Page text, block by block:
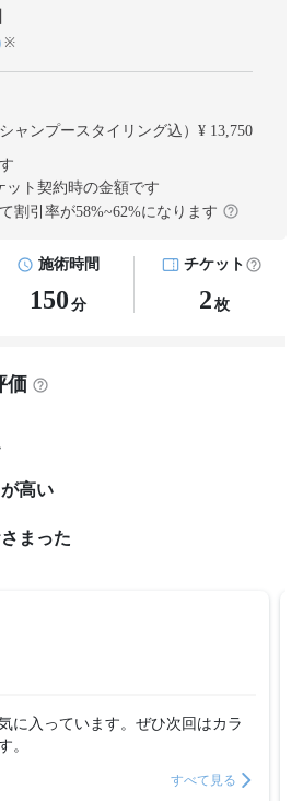
※
ャンプースタイリング込）¥ 13,750
ト契約時の金額です
割引率が58%~62%になります
施術時間
150 分
チケット
2 枚
価
高い
まった
に入っています。ぜひ次回はカラ
。
すべて見る